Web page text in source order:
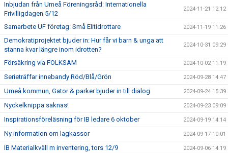
Inbjudan från Umeå Föreningsråd: Internationella
Frivilligdagen 5/12
2024-11-21 12:12
Samarbete UF företag: Små Elitidrottare 2024-11-19 11:26
Demokratiprojektet bjuder in: Hur får vi barn & unga att
stanna kvar längre inom idrotten?
2024-10-31 09:29
Försäkring via FOLKSAM 2024-10-02 11:19
Serieträffar innebandy Röd/Blå/Grön 2024-09-28 14:47
Umeå kommun, Gator & parker bjuder in till dialog 2024-09-24 15:39
Nyckelknippa saknas! 2024-09-23 09:09
Inspirationsföreläsning för IB ledare 6 oktober 2024-09-19 14:14
Ny information om lagkassor 2024-09-17 10:01
IB Materialkväll m inventering, tors 12/9 2024-09-06 14:19